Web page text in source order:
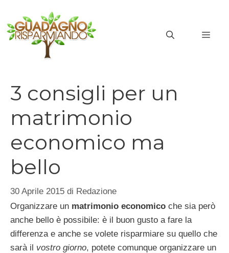
contenuto
3 consigli per un
matrimonio
economico ma
bello
30 Aprile 2015 di Redazione
Organizzare un matrimonio economico che sia però
anche bello è possibile: è il buon gusto a fare la
differenza e anche se volete risparmiare su quello che
sarà il vostro giorno, potete comunque organizzare un